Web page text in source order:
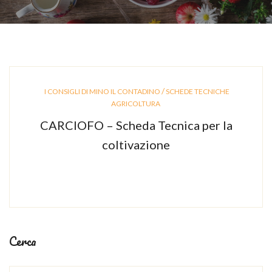
I CONSIGLI DI MINO IL CONTADINO /SCHEDE TECNICHE
AGRICOLTURA
CARCIOFO – Scheda Tecnica per la
coltivazione
Cerca